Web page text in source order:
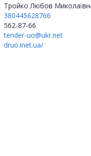
Тройко Любов
380445628766
562-87-66
tender-uo@ukr.net
druo.inet.ua/